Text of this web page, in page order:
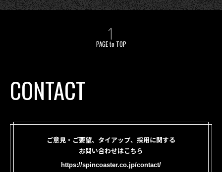
PAGE to TOP
CONTACT
ご意見・ご要望、タイアップ、採用に関する
お問い合わせはこちら
https://spincoaster.co.jp/contact/